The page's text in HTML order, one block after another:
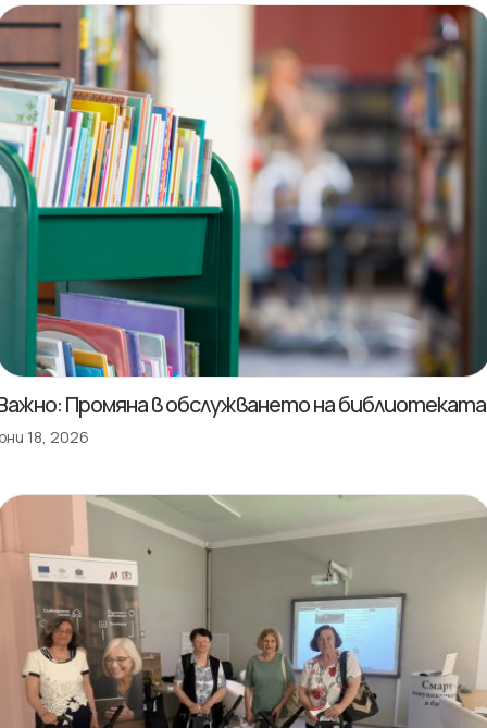
Промяна в обслужването на библиотеката
18, 2026